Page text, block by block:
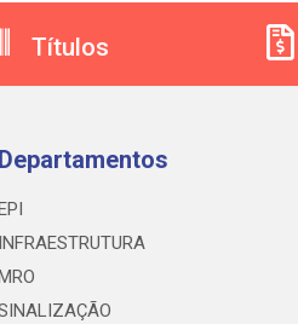
Títulos
Departamentos
INFRAESTRUTURA